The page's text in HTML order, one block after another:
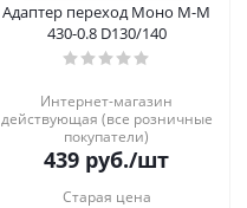
Адаптер переход Моно М-М
430-0.8 D130/140
Интернет-магазин
действующая (все розничные
покупатели)
439 руб./шт
Старая цена